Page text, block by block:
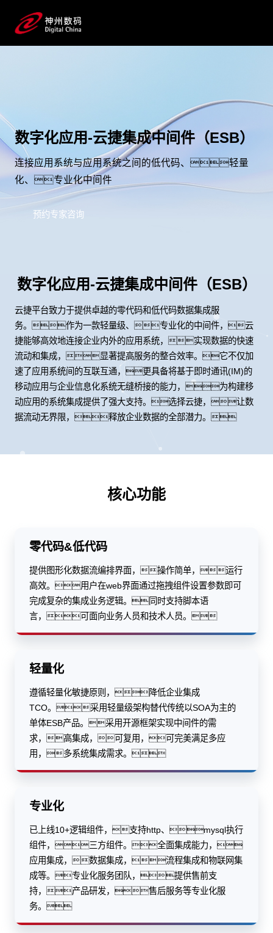
数字化应用-云捷集成中间件（ESB）
连接应用系统与应用系统之间的低代码、轻量
化、专业化中间件
预约专家咨询
数字化应用-云捷集成中间件（ESB）
云捷平台致力于提供卓越的零代码和低代码数据集成服
务。作为一款轻量级、专业化的中间件，云
捷能够高效地连接企业内外的应用系统，实现数据的快速
流动和集成，显著提高服务的整合效率。它不仅加
速了应用系统间的互联互通，更具备将基于即时通讯(IM)的
移动应用与企业信息化系统无缝桥接的能力，为构建移
动应用的系统集成提供了强大支持。选择云捷，让数
据流动无界限，释放企业数据的全部潜力。
核心功能
零代码&低代码
提供图形化数据流编排界面，操作简单，运行
高效。用户在web界面通过拖拽组件设置参数即可
完成复杂的集成业务逻辑。同时支持脚本语
言，可面向业务人员和技术人员。
轻量化
遵循轻量化敏捷原则，降低企业集成
TCO。采用轻量级架构替代传统以SOA为主的
单体ESB产品。采用开源框架实现中间件的需
求，高集成，可复用，可完美满足多应
用，多系统集成需求。
专业化
已上线10+逻辑组件，支持http、mysql执行
组件，三方组件。全面集成能力，
应用集成，数据集成，流程集成和物联网集
成等。专业化服务团队，提供售前支
持，产品研发，售后服务等专业化服
务。